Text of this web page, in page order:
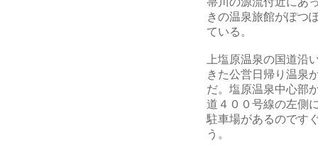
きの温泉旅館がぽつ
ている。
上塩原温泉の国道沿
きた公営日帰り温泉
だ。塩原温泉中心部
道４００号線の左側
駐車場があるのです
う。